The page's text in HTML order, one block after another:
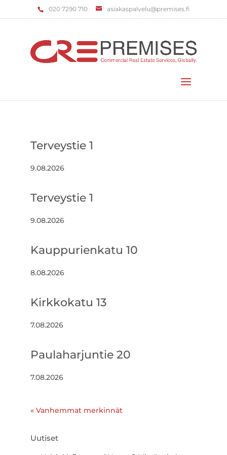
‌020 7290 710 asiakaspalvelu@premises.fi
Terveystie 1
9.08.2026
Terveystie 1
9.08.2026
Kauppurienkatu 10
8.08.2026
Kirkkokatu 13
7.08.2026
Paulaharjuntie 20
7.08.2026
« Vanhemmat merkinnät
Uutiset